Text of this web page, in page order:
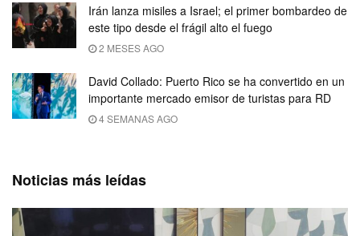
Irán lanza misiles a Israel; el primer bombardeo de
este tipo desde el frágil alto el fuego
2 MESES AGO
David Collado: Puerto Rico se ha convertido en un
importante mercado emisor de turistas para RD
4 SEMANAS AGO
Noticias más leídas